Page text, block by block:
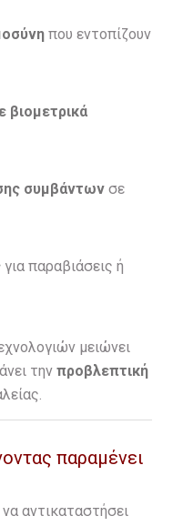
που εντοπίζουν
συμβάντωνσε
για παραβιάσεις ή
μειώνει
την προβλεπτική
παραμένει
αντικαταστήσει